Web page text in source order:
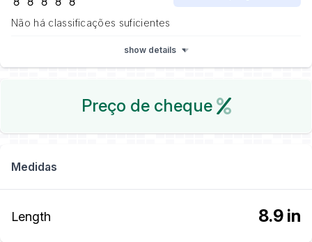
Não há classificações suficientes
show details
Preço de cheque
Medidas
Length 8.9 in